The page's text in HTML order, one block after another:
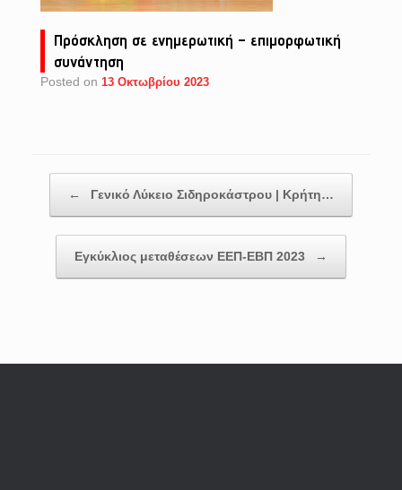
Πρόσκληση σε ενημερωτική – επιμορφωτική
συνάντηση
Posted on 13 Οκτωβρίου 2023
←
Γενικό Λύκειο Σιδηροκάστρου | Κρήτη…
Εγκύκλιος μεταθέσεων ΕΕΠ-ΕΒΠ 2023 →